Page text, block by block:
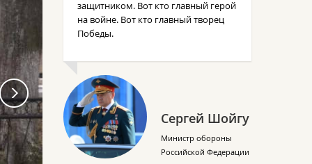
защитником. Вот кто главный герой
на войне. Вот кто главный творец
Победы.
Сергей Шойгу
Министр обороны
Российской Федерации